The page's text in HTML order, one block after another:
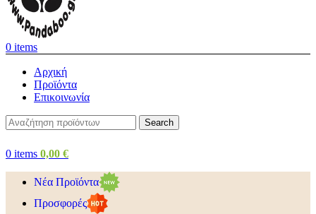
0 items
Αρχική
Προϊόντα
Επικοινωνία
Search
0 items 0,00 €
Νέα Προϊόντα
Προσφορές